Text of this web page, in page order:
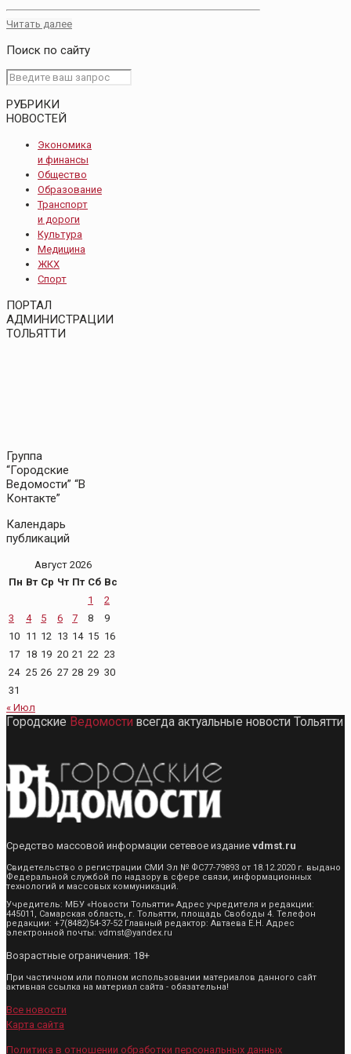
Читать далее
Поиск по сайту
РУБРИКИ
НОВОСТЕЙ
Экономика
и финансы
Общество
Образование
Транспорт
и дороги
Культура
Медицина
ЖКХ
Спорт
ПОРТАЛ
АДМИНИСТРАЦИИ
ТОЛЬЯТТИ
Группа
“Городские
Ведомости” “В
Контакте”
Календарь
публикаций
Август 2026
Пн Вт Ср Чт Пт Сб Вс
1
2
3
4 5 6 7 8
9
10 11 12 13 14 15 16
17 18 19 20 21 22 23
24 25 26 27 28 29 30
31
« Июл
Городские Ведомости всегда актуальные новости Тольятти
Средство массовой информации сетевое издание vdmst.ru
Свидетельство о регистрации СМИ Эл № ФС77-79893 от 18.12.2020 г. выдано
Федеральной службой по надзору в сфере связи, информационных
технологий и массовых коммуникаций.
Учредитель: МБУ «Новости Тольятти» Адрес учредителя и редакции:
445011, Самарская область, г. Тольятти, площадь Свободы 4. Телефон
редакции: +7(8482)54-37-52 Главный редактор: Автаева Е.Н. Адрес
электронной почты: vdmst@yandex.ru
Возрастные ограничения: 18+
При частичном или полном использовании материалов данного сайт
активная ссылка на материал сайта - обязательна!
Все новости
Карта сайта
Политика в отношении обработки персональных данных